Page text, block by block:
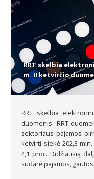
RRT skelbia
m. II ketvirčio
RRT skelbia
duomenis. RRT
sektoriaus pajamos
ketvirtį siekė 202,3
4,1 proc. Didžiausią
sudarė pajamos, gautos